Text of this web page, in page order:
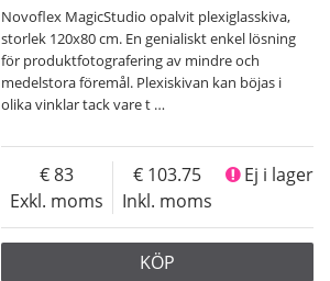
Novoflex MagicStudio opalvit plexiglasskiva,
storlek 120x80 cm. En genialiskt enkel lösning
för produktfotografering av mindre och
medelstora föremål. Plexiskivan kan böjas i
olika vinklar tack vare t …
Exkl. moms
83
Inkl. moms
103.75 Ej i lager
KÖP